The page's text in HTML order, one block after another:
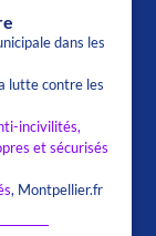
dans les
lutte contre les
incivilités,
et sécurisés
, Montpellier.fr